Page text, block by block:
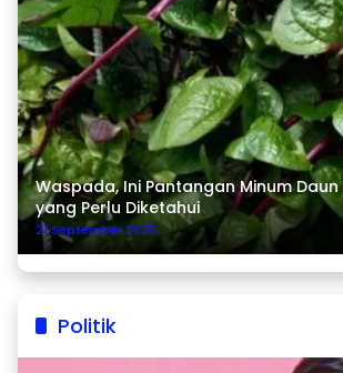
Waspada, Ini Pantangan Minum
yang Perlu Diketahui
21 September 2025
Politik